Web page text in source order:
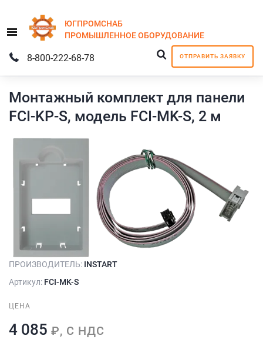
Menu
ЮГПРОМСНАБ
ПРОМЫШЛЕННОЕОБОРУДОВАНИЕ
ОТПРАВИТЬ ЗАЯВКУ
8-800-222-68-78
Монтажный комплект для панели
FCI-KP-S, модель FCI-MK-S, 2 м
ПРОИЗВОДИТЕЛЬ: INSTART
Артикул: FCI-MK-S
ЦЕНА
4 085 ₽, С НДС